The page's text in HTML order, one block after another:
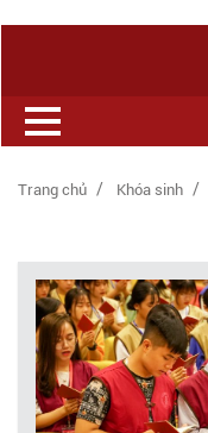
Trang chủ Khóa sinh